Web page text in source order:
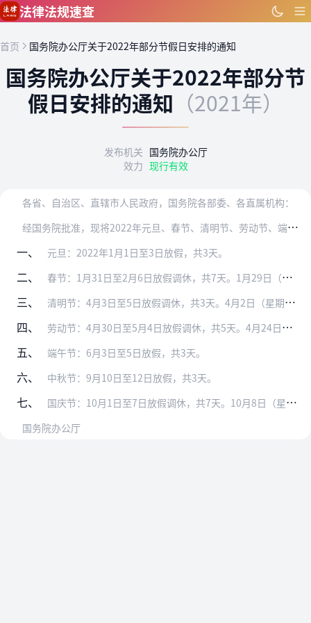
跳到主要内容
法律法规速查
首页 国务院办公厅关于2022年部分节假日安排的通知
国务院办公厅关于2022年部分节
假日安排的通知 （2021年）
发布机关 国务院办公厅
效力 现行有效
各省、自治区、直辖市人民政府，国务院各部委、各直属机构：
经
国务院批准，现将2022年元旦、春节、清明节、劳动节、端午节、中秋节和国庆节放假调休日期的具体安排通知如下。
一、
元旦：2022年1月1日至3日放假，共3天。
二、 春节：1月31日至2月6日放假调休，共7天。1月29日（星期六）、1月30日（星期日）上班。
三、 清明节：4月3日至5日放假调休，共3天。4月2日（星期六）上班。
四、 劳动节：4月30日至5月4日放假调休，共5天。4月24日（星期日）、5月7日（星期六）上班。
五、 端午节：6月3日至5日放假，共3天。
六、 中秋节：9月10日至12日放假，共3天。
七、
国庆节：10月1日至7日放假调休，共7天。10月8日（星期六）、10月9日（星期日）上班。
国务院办公厅